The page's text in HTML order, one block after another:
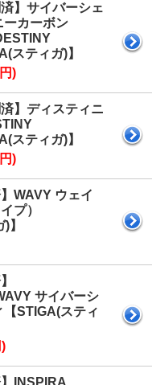
】サイバーシェ
ーカーボン
スティガ)】
)
】ディスティニ
スティガ)】
)
WAVY ウェイ
プ）
】
サイバーシ
【STIGA(スティ
】INSPIRA